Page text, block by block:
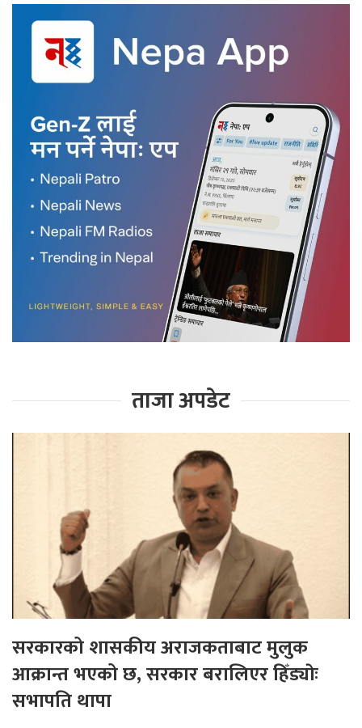
ताजा अपडेट
सरकारको शासकीय अराजकताबाट मुलुक
आक्रान्त भएको छ, सरकार बरालिएर हिँड्याेः
सभापति थापा